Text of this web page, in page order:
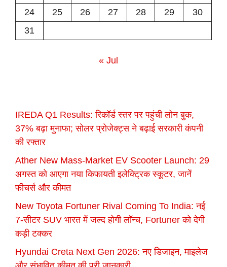
24
25 26 27 28 29
30
31
« Jul
IREDA Q1 Results: रिकॉर्ड स्तर पर पहुंची लोन बुक,
37% बढ़ा मुनाफा; सोलर प्रोजेक्ट्स ने बढ़ाई सरकारी कंपनी
की रफ्तार
Ather New Mass-Market EV Scooter Launch: 29
अगस्त को आएगा नया किफायती इलेक्ट्रिक स्कूटर, जानें
फीचर्स और कीमत
New Toyota Fortuner Rival Coming To India: नई
7-सीटर SUV भारत में जल्द होगी लॉन्च, Fortuner को देगी
कड़ी टक्कर
Hyundai Creta Next Gen 2026: नए डिजाइन, माइलेज